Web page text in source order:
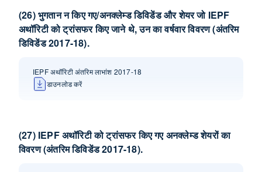
(26) भुगतान न किए गए/अनक्लेम्‍ड डि‍विडेंड और शेयर जो IEPF
अथॉ‍रिटी को ट्रांसफर किए जाने थे, उन का वर्षवार विवरण (अंतरिम
डि‍विडेंड 2017-18).
IEPF अथॉरिटी अंतरिम लाभांश 2017-18
डाउनलोड करें
(27) IEPF अथॉरिटी को ट्रांसफर किए गए अनक्लेम्‍ड शेयरों का
विवरण (अंतरिम डिविडेंड 2017-18).